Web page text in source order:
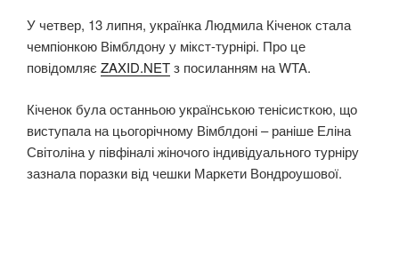
У четвер, 13 липня, українка Людмила Кіченок стала
чемпіонкою Вімблдону у мікст-турнірі. Про це
повідомляє ZAXID.NETз посиланням на WTA.
Кіченок була останньою українською тенісисткою, що
виступала на цьогорічному Вімблдоні – раніше Еліна
Світоліна у півфіналі жіночого індивідуального турніру
зазнала поразки від чешки Маркети Вондроушової.